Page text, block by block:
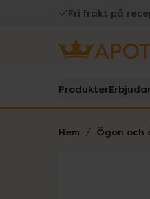
Fri frakt på
Produkter
Hem Ögon och